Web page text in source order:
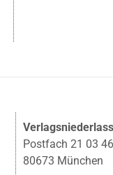
Postfach 21 03 46
80673 München